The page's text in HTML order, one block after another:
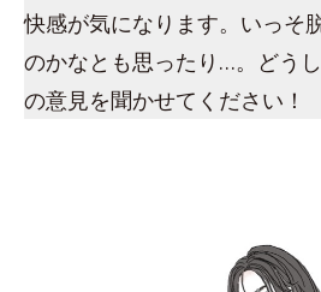
快感が気になります。いっそ
のかなとも思ったり…。どう
の意見を聞かせてください！